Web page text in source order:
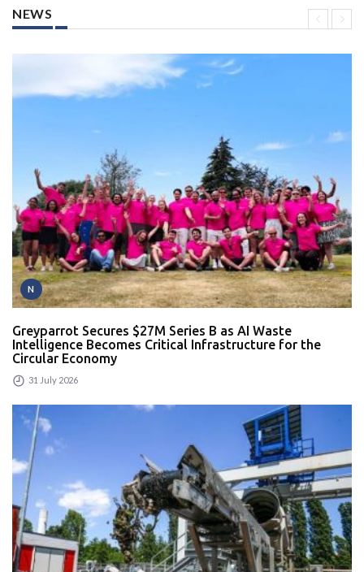
NEWS
N
Greyparrot Secures $27M Series B as AI Waste
Intelligence Becomes Critical Infrastructure for the
Circular Economy
31 July 2026